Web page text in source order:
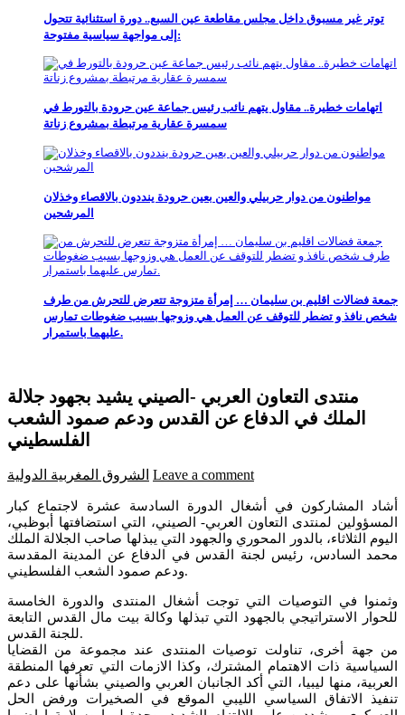
توتر غير مسبوق داخل مجلس مقاطعة عين السبع.. دورة استثنائية تتحول
إلى مواجهة سياسية مفتوحة:
اتهامات خطيرة.. مقاول يتهم نائب رئيس جماعة عين حرودة بالتورط في
سمسرة عقارية مرتبطة بمشروع زناتة
مواطنون من دوار حربيلي والعين بعين حرودة ينددون بالاقصاء وخذلان
المرشحين
جمعة فضالات اقليم بن سليمان … إمرأة متزوجة تتعرض للتحرش من طرف
شخص نافذ و تضطر للتوقف عن العمل هي وزوجها بسبب ضغوطات تمارس
عليهما باستمرار.
منتدى التعاون العربي -الصيني يشيد بجهود جلالة
الملك في الدفاع عن القدس ودعم صمود الشعب
الفلسطيني
الشروق المغربية الدولية Leave a comment
أشاد المشاركون في أشغال الدورة السادسة عشرة لاجتماع كبار
المسؤولين لمنتدى التعاون العربي- الصيني، التي استضافتها أبوظبي،
اليوم الثلاثاء، بالدور المحوري والجهود التي يبذلها صاحب الجلالة الملك
محمد السادس، رئيس لجنة القدس في الدفاع عن المدينة المقدسة
ودعم صمود الشعب الفلسطيني.
وثمنوا في التوصيات التي توجت أشغال المنتدى والدورة الخامسة
للحوار الاستراتيجي بالجهود التي تبذلها وكالة بيت مال القدس التابعة
للجنة القدس.
من جهة أخرى، تناولت توصيات المنتدى عند مجموعة من القضايا
السياسية ذات الاهتمام المشترك، وكذا الازمات التي تعرفها المنطقة
العربية، منها ليبيا، التي أكد الجانبان العربي والصيني بشأنها على دعم
تنفيذ الاتفاق السياسي الليبي الموقع في الصخيرات ورفض الحل